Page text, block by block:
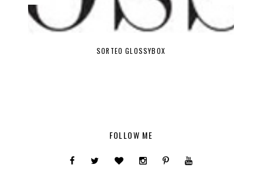
SORTEO GLOSSYBOX
FOLLOW ME